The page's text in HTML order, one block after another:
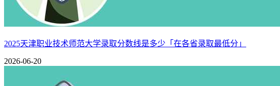
2025天津职业技术师范大学录取分数线是多少「在各省录取最低分」
2026-06-20